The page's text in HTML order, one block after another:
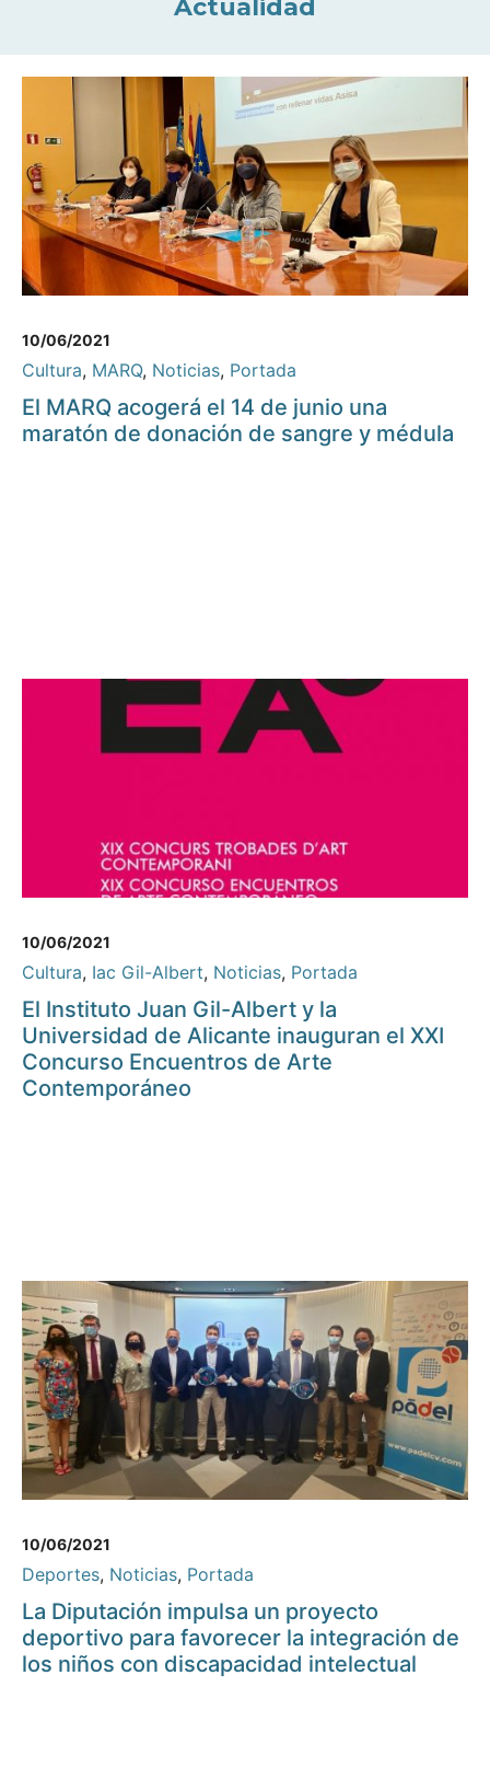
Actualidad
10/06/2021
Cultura, MARQ, Noticias, Portada
El MARQ acogerá el 14 de junio una
maratón de donación de sangre y médula
10/06/2021
Cultura, Iac Gil-Albert, Noticias, Portada
El Instituto Juan Gil-Albert y la
Universidad de Alicante inauguran el XXI
Concurso Encuentros de Arte
Contemporáneo
10/06/2021
Deportes, Noticias, Portada
La Diputación impulsa un proyecto
deportivo para favorecer la integración de
los niños con discapacidad intelectual